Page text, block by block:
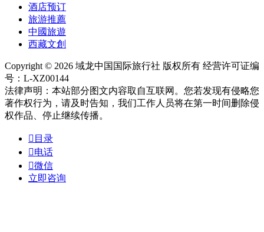
酒店预订
旅游推薦
中國旅遊
西藏文創
Copyright © 2026 域龙中国国际旅行社 版权所有 经营许可证编
号：L-XZ00144
法律声明：本站部分图文内容取自互联网。您若发现有侵略您
著作权行为，请及时告知，我们工作人员将在第一时间删除侵
权作品、停止继续传播。
 目录
电话
微信
立即咨询